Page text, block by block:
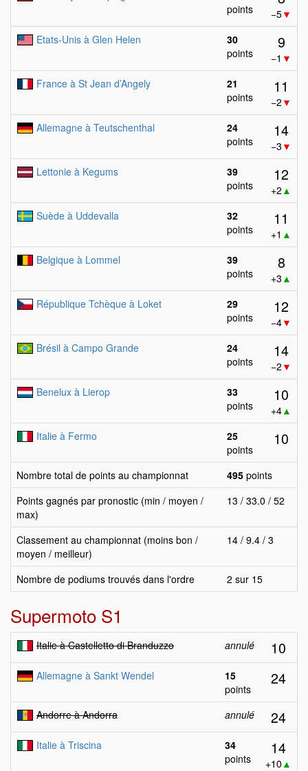
points
−5▼
Etats-Unis à Glen Helen
30
points
9
−1 ▼
France à St Jean d’Angely
21
points
11
−2 ▼
Allemagne à Teutschenthal
24
points
14
−3 ▼
Lettonie à Kegums
39
points
12
+2 ▲
Suède à Uddevalla
32
points
11
+1 ▲
Belgique à Lommel
39
points
8
+3 ▲
République Tchèque à Loket
29
points
12
−4▼
Brésil à Campo Grande
24
points
14
−2 ▼
Benelux à Lierop
33
points
10
+4▲
Italie à Fermo
25
points
10
Nombre total de points au championnat 495 points
Points gagnés par pronostic (min / moyen /
max)
13 / 33.0 / 52
Classement au championnat (moins bon /
moyen / meilleur)
14 / 9.4 / 3
Nombre de podiums trouvés dans l'ordre 2 sur 15
Supermoto S1
Italie à Castelletto di Branduzzo annulé 10
Allemagne à Sankt Wendel
15
points
24
Andorre à Andorra annulé 24
Italie à Triscina
34
points
14
+10 ▲